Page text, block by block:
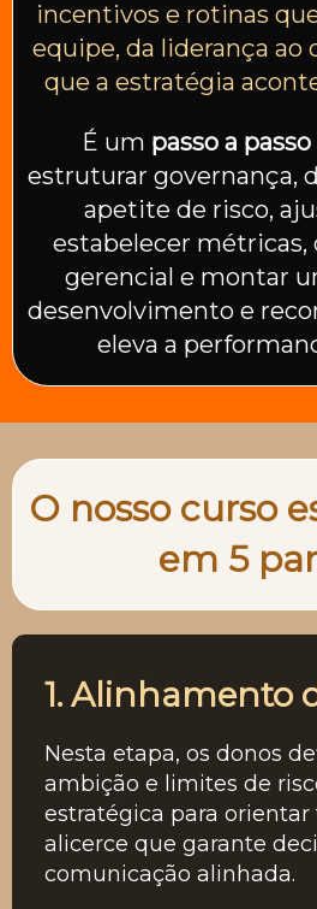
incentivos e rotinas
equipe, da liderança ao
que a estratégia
É um passo a
estruturar governança,
apetite de risco,
estabelecer métricas,
gerencial e montar
desenvolvimento e
eleva a
O nosso curso
em 5
1. Alinhamento
Nesta etapa, os donos
ambição e limites de
estratégica para orientar
alicerce que garante
comunicação alinhada.